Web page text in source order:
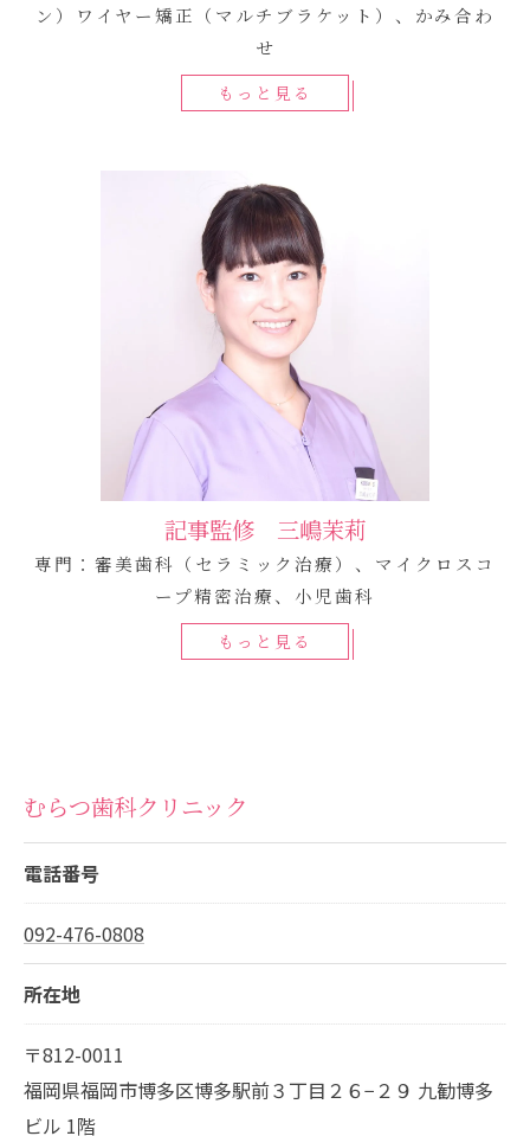
ン）ワイヤー矯正（マルチブラケット）、かみ合わ
せ
もっと見る
記事監修 三嶋茉莉
専門：審美歯科（セラミック治療）、マイクロスコ
ープ精密治療、小児歯科
もっと見る
むらつ歯科クリニック
電話番号
092-476-0808
所在地
〒812-0011
福岡県福岡市博多区博多駅前３丁目２６−２９ 九勧博多
ビル 1階